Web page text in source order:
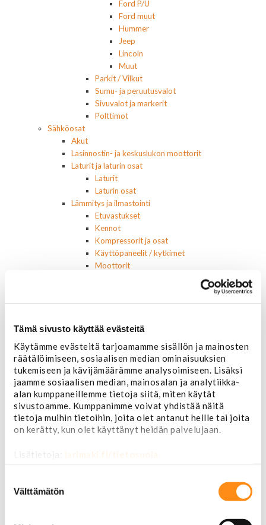
Tämä sivusto käyttää evästeitä
Käytämme evästeitä tarjoamamme sisällön ja mainosten
räätälöimiseen, sosiaalisen median ominaisuuksien
tukemiseen ja kävijämäärämme analysoimiseen. Lisäksi
jaamme sosiaalisen median, mainosalan ja analytiikka-
alan kumppaneillemme tietoja siitä, miten käytät
sivustoamme. Kumppanimme voivat yhdistää näitä
tietoja muihin tietoihin, joita olet antanut heille tai joita
on kerätty, kun olet käyttänyt heidän palvelujaan.
Lisätietoja: jarimaki.fi/tietosuoja
valinta
Välttämätön
Ford P/U
Ford muut
Hummer
Jeep
Lincoln
Muut
Parkit / Vilkut
Sumu- ja peruutusvalot
Sivuvalot ja markerit
Polttimot
Sähköosat
Akut
Lasinnostin- ja keskuslukon moottorit
Laturit ja laturin osat
Laturit
Laturin osat
Lämmitys ja ilmastointi
Etuvastukset
Kennot
Kompressorit ja osat
Käyttöpaneelit / kytkimet
Moottorit
Ohjainlaitteet
Starttimoottorit
Sytytysosat
Sähköosat
Ajovalokytkimet
Jarruvalokytkimet
Keskuslukon kytkimet
Lasinnostimen kytkimet
Lämmityslaitteen osat
Nelivedon kytkimet
Ovivalokykimet